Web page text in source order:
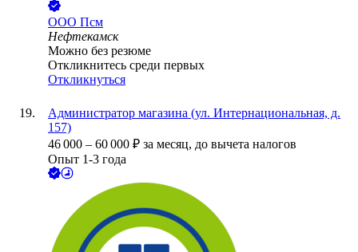
ООО Псм
Нефтекамск
Можно без резюме
Откликнитесь среди первых
Откликнуться
Администратор магазина (ул. Интернациональная, д.
157)
46 000 – 60 000 ₽ за месяц, до вычета налогов
Опыт 1-3 года